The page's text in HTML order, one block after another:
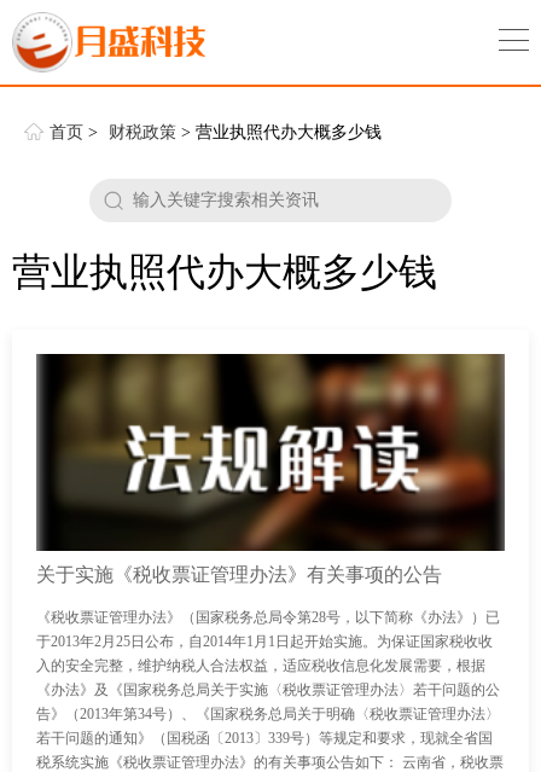
首页 > 财税政策 > 营业执照代办大概多少钱
营业执照代办大概多少钱
关于实施《税收票证管理办法》有关事项的公告
《税收票证管理办法》（国家税务总局令第28号，以下简称《办法》）已
于2013年2月25日公布，自2014年1月1日起开始实施。为保证国家税收收
入的安全完整，维护纳税人合法权益，适应税收信息化发展需要，根据
《办法》及《国家税务总局关于实施〈税收票证管理办法〉若干问题的公
告》（2013年第34号）、《国家税务总局关于明确〈税收票证管理办法〉
若干问题的通知》（国税函〔2013〕339号）等规定和要求，现就全省国
税系统实施《税收票证管理办法》的有关事项公告如下： 云南省，税收票